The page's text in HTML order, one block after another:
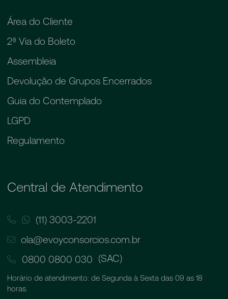
Área do Cliente
2ª Via do Boleto
Assembleia
Devolução de Grupos Encerrados
Guia do Contemplado
LGPD
Regulamento
Central de Atendimento
(11) 3003-2201
ola@evoyconsorcios.com.br
0800 0800 030 (SAC)
Horário de atendimento: de Segunda à Sexta das 09 as 18
horas.